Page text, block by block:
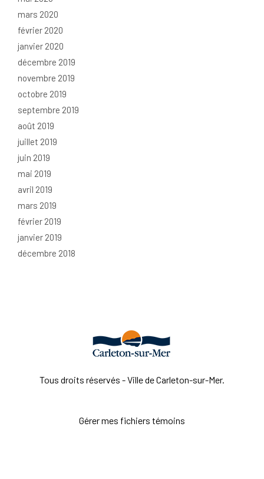
mars 2020
février 2020
janvier 2020
décembre 2019
novembre 2019
octobre 2019
septembre 2019
août 2019
juillet 2019
juin 2019
mai 2019
avril 2019
mars 2019
février 2019
janvier 2019
décembre 2018
Tous droits réservés - Ville de Carleton-sur-Mer.
Gérer mes fichiers témoins